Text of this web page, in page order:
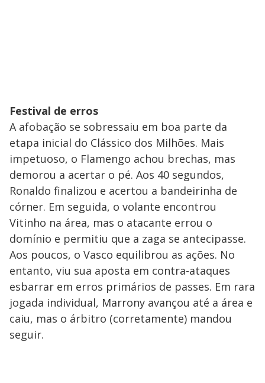
Festival de erros
A afobação se sobressaiu em boa parte da
etapa inicial do Clássico dos Milhões. Mais
impetuoso, o Flamengo achou brechas, mas
demorou a acertar o pé. Aos 40 segundos,
Ronaldo finalizou e acertou a bandeirinha de
córner. Em seguida, o volante encontrou
Vitinho na área, mas o atacante errou o
domínio e permitiu que a zaga se antecipasse.
Aos poucos, o Vasco equilibrou as ações. No
entanto, viu sua aposta em contra-ataques
esbarrar em erros primários de passes. Em rara
jogada individual, Marrony avançou até a área e
caiu, mas o árbitro (corretamente) mandou
seguir.